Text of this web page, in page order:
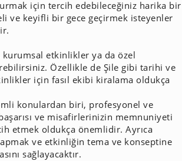
için tercih edebileceğiniz harika bir
ve keyifli bir gece geçirmek isteyenler
etkinlikler ya da özel
Özellikle de Şile gibi tarihi ve
için fasıl ekibi kiralama oldukça
konulardan biri, profesyonel ve
ve misafirlerinizin memnuniyeti
etmek oldukça önemlidir. Ayrıca
ve etkinliğin tema ve konseptine
sağlayacaktır.